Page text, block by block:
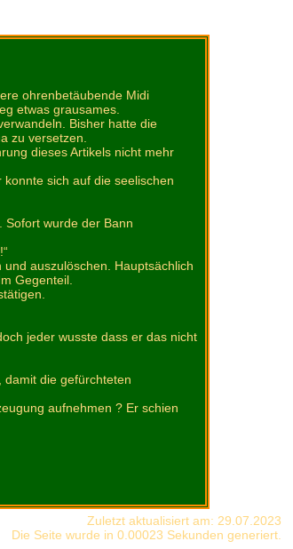
ohrenbetäubende Midi
etwas grausames.
Bisher hatte die
zu versetzen.
dieses Artikels nicht mehr
sich auf die seelischen
Sofort wurde der Bann
auszulöschen. Hauptsächlich
Gegenteil.
jeder wusste dass er das nicht
damit die gefürchteten
aufnehmen ? Er schien
Zuletzt aktualisiert am: 29.07.2023
Die Seite wurde in 0.00023 Sekunden generiert.